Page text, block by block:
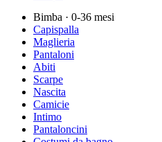
Bimba · 0-36 mesi
Capispalla
Maglieria
Pantaloni
Abiti
Scarpe
Nascita
Camicie
Intimo
Pantaloncini